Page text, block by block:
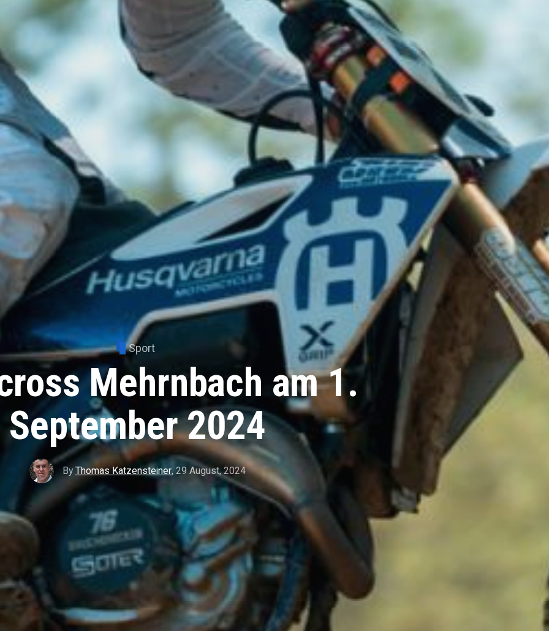
Sport
Mehrnbach am 1.
September 2024
ByThomas Katzensteiner, 29 August, 2024